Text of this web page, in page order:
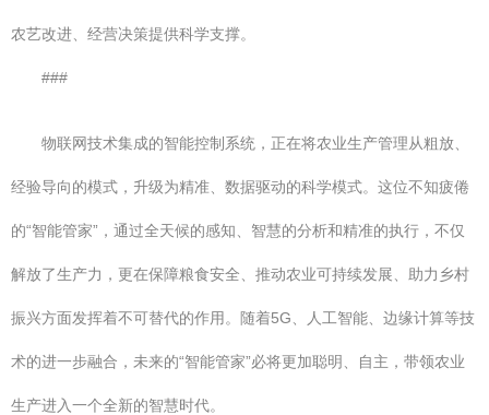
农艺改进、经营决策提供科学支撑。
###
物联网技术集成的智能控制系统，正在将农业生产管理从粗放、
经验导向的模式，升级为精准、数据驱动的科学模式。这位不知疲倦
的“智能管家”，通过全天候的感知、智慧的分析和精准的执行，不仅
解放了生产力，更在保障粮食安全、推动农业可持续发展、助力乡村
振兴方面发挥着不可替代的作用。随着5G、人工智能、边缘计算等技
术的进一步融合，未来的“智能管家”必将更加聪明、自主，带领农业
生产进入一个全新的智慧时代。